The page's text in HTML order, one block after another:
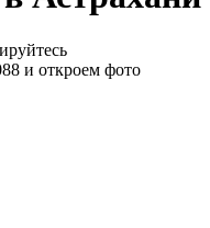
и откроем фото